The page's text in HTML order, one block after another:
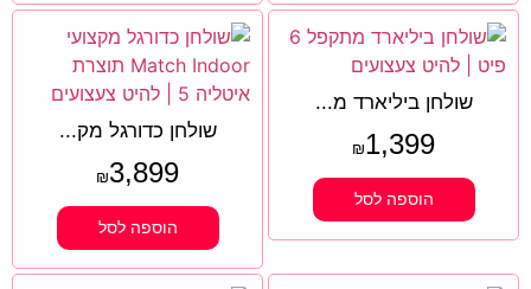
שולחן ביליארד מ...
₪1,399
הוספה לסל
שולחן כדורגל מק...
₪3,899
הוספה לסל